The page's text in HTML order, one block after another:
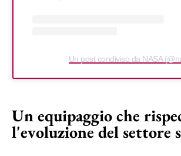
Un post condiviso da NASA
Un equipaggio che
l'evoluzione del settore